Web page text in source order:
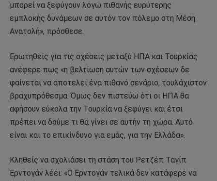
μπορεί να ξεφύγουν λόγω πιθανής ευρύτερης
εμπλοκής δυνάμεων σε αυτόν τον πόλεμο στη Μέση
Ανατολή», πρόσθεσε.
Ερωτηθείς για τις σχέσεις μεταξύ ΗΠΑ και Τουρκίας
ανέφερε πως «η βελτίωση αυτών των σχέσεων δε
φαίνεται να αποτελεί ένα πιθανό σενάριο, τουλάχιστον
βραχυπρόθεσμα. Όμως δεν πιστεύω ότι οι ΗΠΑ θα
αφήσουν εύκολα την Τουρκία να ξεφύγει και έτσι
πρέπει να δούμε τι θα γίνει σε αυτήν τη χώρα. Αυτό
είναι και το επικίνδυνο για εμάς, για την Ελλάδα».
Κληθείς να σχολιάσει τη στάση του Ρετζέπ Ταγίπ
Ερντογάν λέει: «Ο Ερντογάν τελικά δεν κατάφερε να